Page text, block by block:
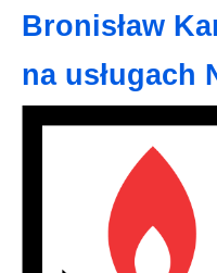
Bronisław
na usługach